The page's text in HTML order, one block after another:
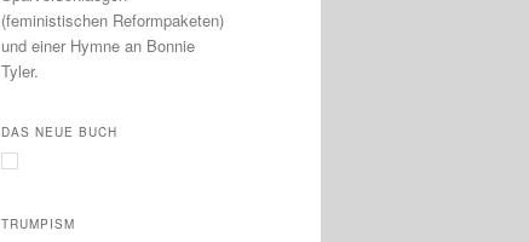
(feministischen Reformpaketen)
und einer Hymne an Bonnie
Tyler.
DAS NEUE BUCH
TRUMPISM